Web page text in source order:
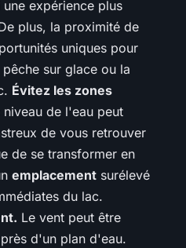
expérience plus
plus, la proximité de
uniques pour
sur glace ou la
Évitez les zones
niveau de l'eau peut
de vous retrouver
de se transformer en
emplacement surélevé
du lac.
Le vent peut être
d'un plan d'eau.